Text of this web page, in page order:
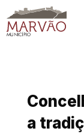
to
content
a